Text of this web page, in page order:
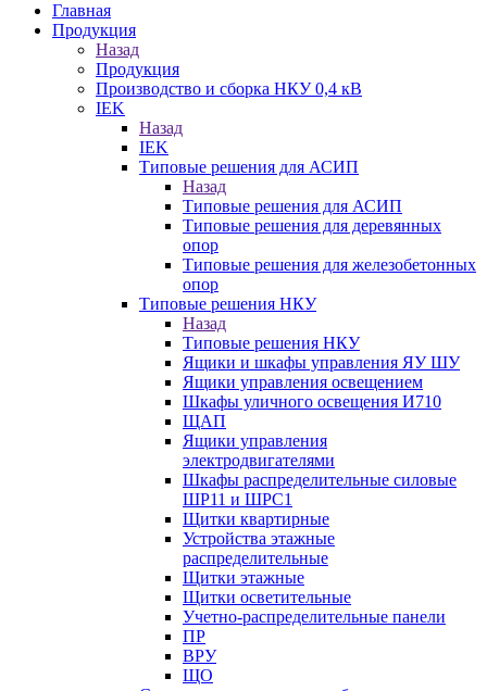
Главная
Продукция
Назад
Продукция
Производство и сборка НКУ 0,4 кВ
IEK
Назад
IEK
Типовые решения для АСИП
Назад
Типовые решения для АСИП
Типовые решения для деревянных
опор
Типовые решения для железобетонных
опор
Типовые решения НКУ
Назад
Типовые решения НКУ
Ящики и шкафы управления ЯУ ШУ
Ящики управления освещением
Шкафы уличного освещения И710
ЩАП
Ящики управления
электродвигателями
Шкафы распределительные силовые
ШР11 и ШРС1
Щитки квартирные
Устройства этажные
распределительные
Щитки этажные
Щитки осветительные
Учетно-распределительные панели
ПР
ВРУ
ЩО